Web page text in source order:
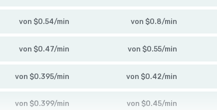
von $0.54/min von $0.8/min
von $0.47/min von $0.55/min
von $0.395/min von $0.42/min
von $0.399/min von $0.45/min